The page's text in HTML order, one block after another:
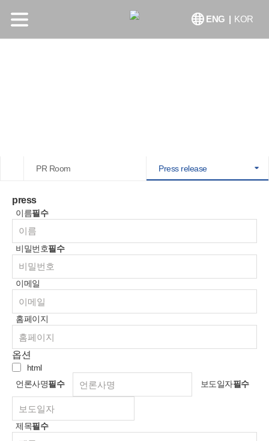
ENG | KOR
PR Room Press release
press
이름필수
비밀번호필수
이메일
홈페이지
옵션
html
언론사명필수 보도일자필수
제목필수